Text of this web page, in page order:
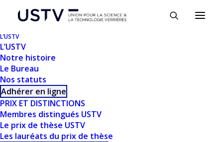
L’USTV
L’USTV
Notre histoire
Le Bureau
Nos statuts
Adhérer en ligne
PRIX ET DISTINCTIONS
Membres distingués USTV
Le prix de thèse USTV
Les lauréats du prix de thèse
STAGIAIRE INGÉNIEUR